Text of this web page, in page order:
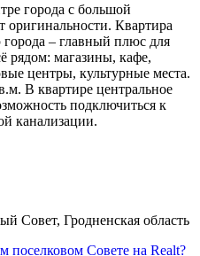
города с большой
оригинальности. Квартира
– главный плюс для
рядом: магазины, кафе,
центры, культурные места.
В квартире центральное
подключиться к
канализации.
Совет, Гродненская область
поселковом Совете на Realt?